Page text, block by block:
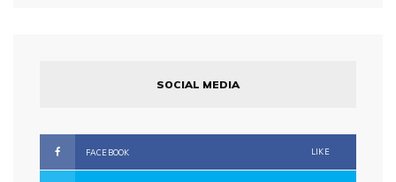
SOCIAL MEDIA
FACEBOOK LIKE